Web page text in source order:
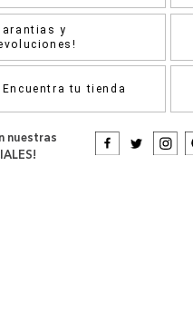
y
Encuentra tu tienda
nuestras